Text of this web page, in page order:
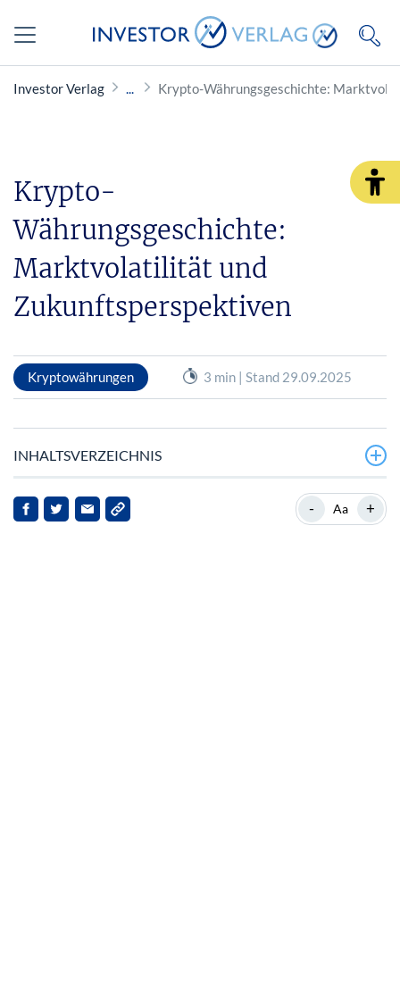
Investor Verlag Krypto-Währungsgeschichte:
Krypto-
Währungsgeschichte:
Marktvolatilität und
Zukunftsperspektiven
Kryptowährungen 3 min | Stand 29.09.2025
INHALTSVERZEICHNIS
Aktuelle Marktbewegungen
- Aa +